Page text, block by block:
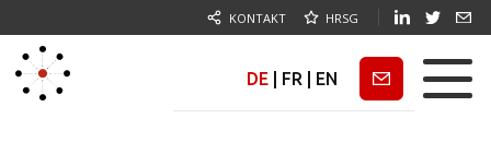
KONTAKT HRSG
DE FR EN Newsletter